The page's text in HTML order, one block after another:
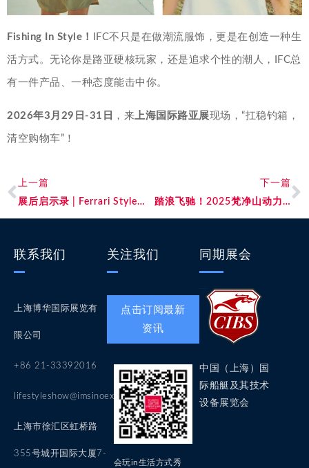
Fishing In Style！ IFC不只是在做潮流服饰，更是在创造一种生
活方式。无论你是路亚硬核玩家，还是追求个性的潮人，IFC总
有一件产品、一种态度能击中你。
2026年3月29日-31日 ，来上海国际路亚展现场，“扛稳钓箱，
清空购物车”！
上一篇
展后启示录 | Ferrari Style：赛道基因与时尚美学的跃迁之旅
下一篇
踏浪飞驰！2025梵净山动力板公开赛点燃水上运动热潮，科技与自然共舞
联系我们
上海博华国际展览有
限公司
+86 21-33392016
lifestyleshow@imsinoexpo.com
上海市徐汇区虹桥路
355号城开国际大厦7-
关注我们
点击订阅最新
资讯
会玩in生活方式秀
同期展会
中国（上海）国
际船艇及其技术
设备展览会